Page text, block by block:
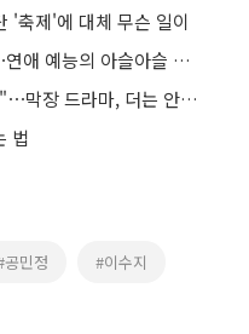
'축제'에 대체 무슨 일이
'나는 솔로' 편집했더니 또 논란⋯연애 예능의 아슬아슬 줄타기
"남주 사망하더니 리트리버 됐다"⋯막장 드라마, 더는 안 먹히나요?
법
공민정 #이수지